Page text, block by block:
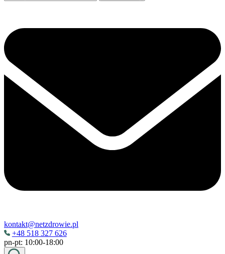
kontakt@netzdrowie.pl
+48 518 327 626
pn-pt: 10:00-18:00